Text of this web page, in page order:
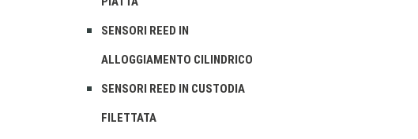
SENSORI REED IN
ALLOGGIAMENTO CILINDRICO
SENSORI REED IN CUSTODIA
FILETTATA